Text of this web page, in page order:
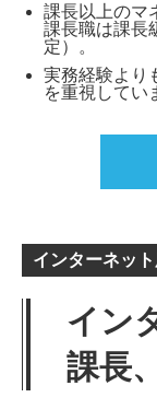
課長以上のマ
課長職は課長
定）。
実務経験より
を重視してい
インターネッ
イン
課長